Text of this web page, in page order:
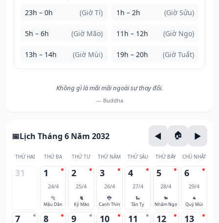
23h – 0h (Giờ Tí) 1h – 2h (Giờ Sửu)
5h – 6h (Giờ Mão) 11h – 12h (Giờ Ngọ)
13h – 14h (Giờ Mùi) 19h – 20h (Giờ Tuất)
Không gì là mãi mãi ngoài sự thay đổi.
— Buddha
Lịch Tháng 6 Năm 2032
THỨ HAI THỨ BA THỨ TƯ THỨ NĂM THỨ SÁU THỨ BẢY CHỦ NHẬT
31 1
24/4
🐅
Mậu Dần
2
25/4
🐈
Kỷ Mão
3
26/4
🐉
Canh Thìn
4
27/4
🐍
Tân Tỵ
5
28/4
🐎
Nhâm Ngọ
6
29/4
🐐
Quý Mùi
7 8 9 10 11 12 13